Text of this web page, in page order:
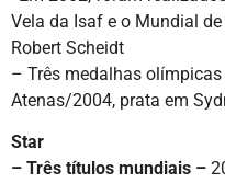
Vela da Isaf e o Mundial
Robert Scheidt
– Três medalhas
Atenas/2004, prata em
Star
– Três títulos mundiais –